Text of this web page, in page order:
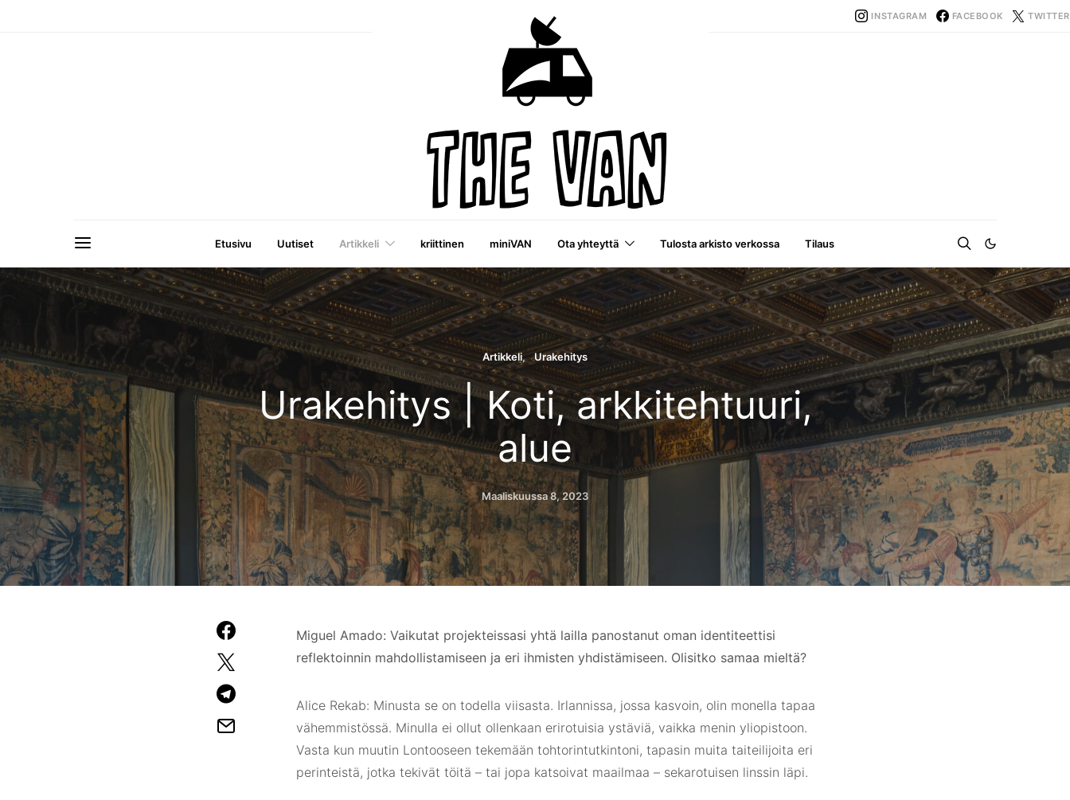
INSTAGRAM FACEBOOK TWITTER
VAI-julkaisu
Etusivu Uutiset Artikkeli kriittinen miniVAN Ota yhteyttä Tulosta arkisto verkossa Tilaus
Artikkeli Urakehitys
Urakehitys | Koti, arkkitehtuuri,
alue
Maaliskuussa 8, 2023
Miguel Amado: Vaikutat projekteissasi yhtä lailla panostanut oman identiteettisi
reflektoinnin mahdollistamiseen ja eri ihmisten yhdistämiseen. Olisitko samaa mieltä?
Alice Rekab: Minusta se on todella viisasta. Irlannissa, jossa kasvoin, olin monella tapaa
vähemmistössä. Minulla ei ollut ollenkaan erirotuisia ystäviä, vaikka menin yliopistoon.
Vasta kun muutin Lontooseen tekemään tohtorintutkintoni, tapasin muita taiteilijoita eri
perinteistä, jotka tekivät töitä – tai jopa katsoivat maailmaa – sekarotuisen linssin läpi.